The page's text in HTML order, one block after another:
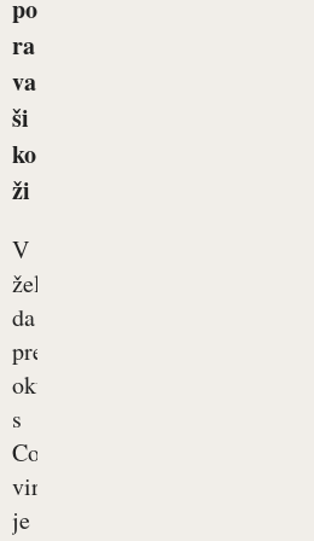
po
ra
va
ši
ko
ži
V
želji,
da
preprečimo
okužbo
s
Corona
virusom,
je